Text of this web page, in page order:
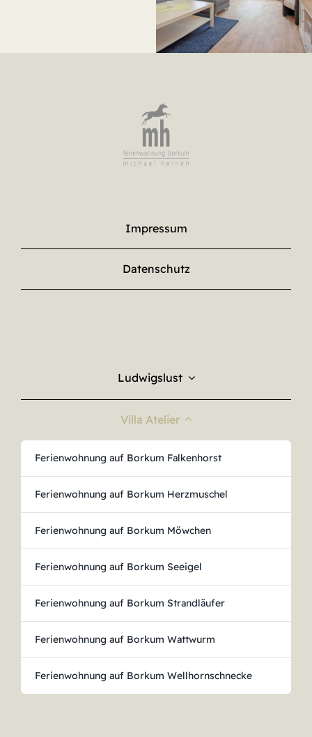
Impressum
Datenschutz
Ludwigslust
Villa Atelier
Ferienwohnung auf Borkum Falkenhorst
Ferienwohnung auf Borkum Herzmuschel
Ferienwohnung auf Borkum Möwchen
Ferienwohnung auf Borkum Seeigel
Ferienwohnung auf Borkum Strandläufer
Ferienwohnung auf Borkum Wattwurm
Ferienwohnung auf Borkum Wellhornschnecke